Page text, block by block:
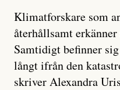
Klimatforskare som
återhållsamt
Samtidigt befinner
långt ifrån den
skriver Alexandra